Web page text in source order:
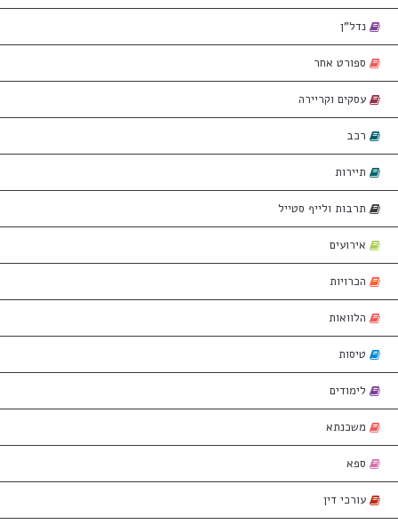
נדל"ן
ספורט אחר
עסקים וקריירה
רכב
תיירות
תרבות ולייף סטייל
אירועים
הכרויות
הלוואות
טיסות
לימודים
משכנתא
ספא
עורכי דין